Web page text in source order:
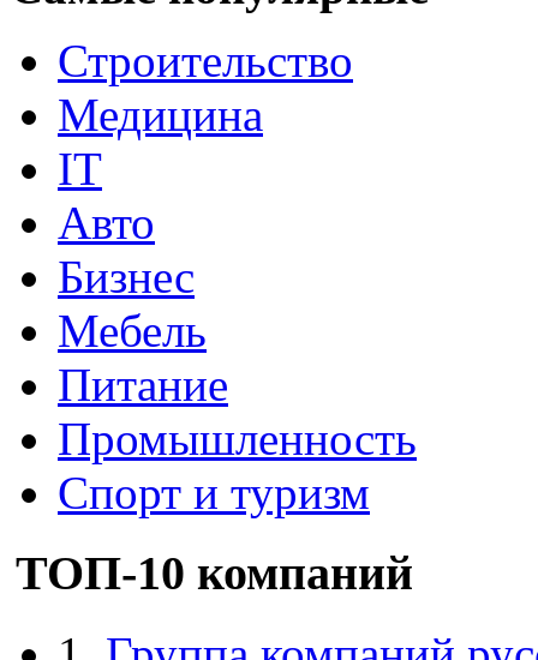
Строительство
Медицина
IT
Авто
Бизнес
Мебель
Питание
Промышленность
Спорт и туризм
ТОП-10 компаний